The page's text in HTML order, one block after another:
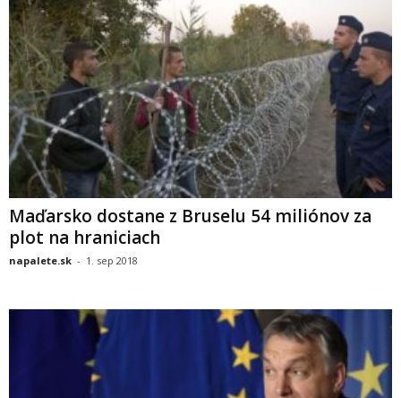
Maďarsko dostane z Bruselu 54 miliónov za
plot na hraniciach
napalete.sk - 1. sep 2018